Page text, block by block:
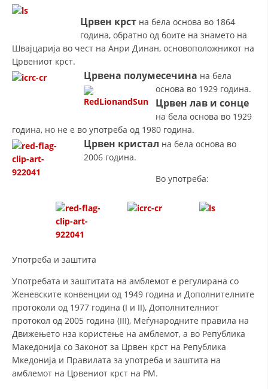
ПРИРАЧНИЦИ
СТРАТЕГИИ
ЕДУКАТИВНО ИНФОРМАТИВНИ МАТЕРИЈАЛИ
ПОСТЕРИ
ПРЕЗЕНТАЦИИ
Црвен крст на бела основа во 1864
година, обратно од боите на знамето на
Швајцарија во чест на Анри Динан, основоположникот на
Црвениот крст.
Црвена полумесечина на бела
основа во 1929 година.
Црвен лав и сонце
на бела основа во 1929
година, но не е во употреба од 1980 година.
Црвен кристал на бела основа во
2006 година.
Во употреба:
Употреба и заштита
Употребата и заштитата на амблемот е регулирана со
Женевските конвенции од 1949 година и Дополнителните
протоколи од 1977 година (I и II), Дополнителниот
протокол од 2005 година (III), Меѓународните правила на
Движењето нза користење на амблемот, а во Република
Македонија со Законот за Црвен крст на Република
Мкедонија и Правилата за употреба и заштита на
амблемот на Црвениот крст на РМ.